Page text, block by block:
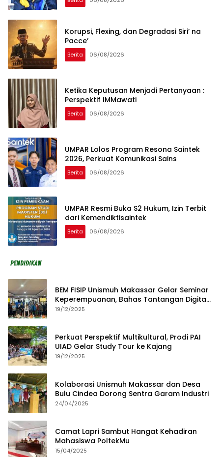
Korupsi, Flexing, dan Degradasi Siri’ na
Pacce’
Berita 06/08/2026
Ketika Keputusan Menjadi Pertanyaan :
Perspektif IMMawati
Berita 06/08/2026
UMPAR Lolos Program Resona Saintek
2026, Perkuat Komunikasi Sains
Berita 06/08/2026
UMPAR Resmi Buka S2 Hukum, Izin Terbit
dari Kemendiktisaintek
Berita 06/08/2026
BEM FISIP Unismuh Makassar Gelar Seminar
Keperempuanan, Bahas Tantangan Digital
dan Budaya Lokal
19/12/2025
Perkuat Perspektif Multikultural, Prodi PAI
UIAD Gelar Study Tour ke Kajang
19/12/2025
Kolaborasi Unismuh Makassar dan Desa
Bulu Cindea Dorong Sentra Garam Industri
24/04/2025
Camat Lapri Sambut Hangat Kehadiran
Mahasiswa PoltekMu
15/04/2025